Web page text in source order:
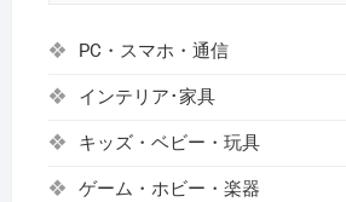
PC・スマホ・通信
インテリア･家具
キッズ・ベビー・玩具
ゲーム・ホビー・楽器